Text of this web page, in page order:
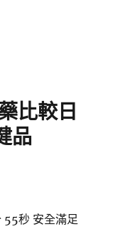
比較日
品
55秒 安全滿足